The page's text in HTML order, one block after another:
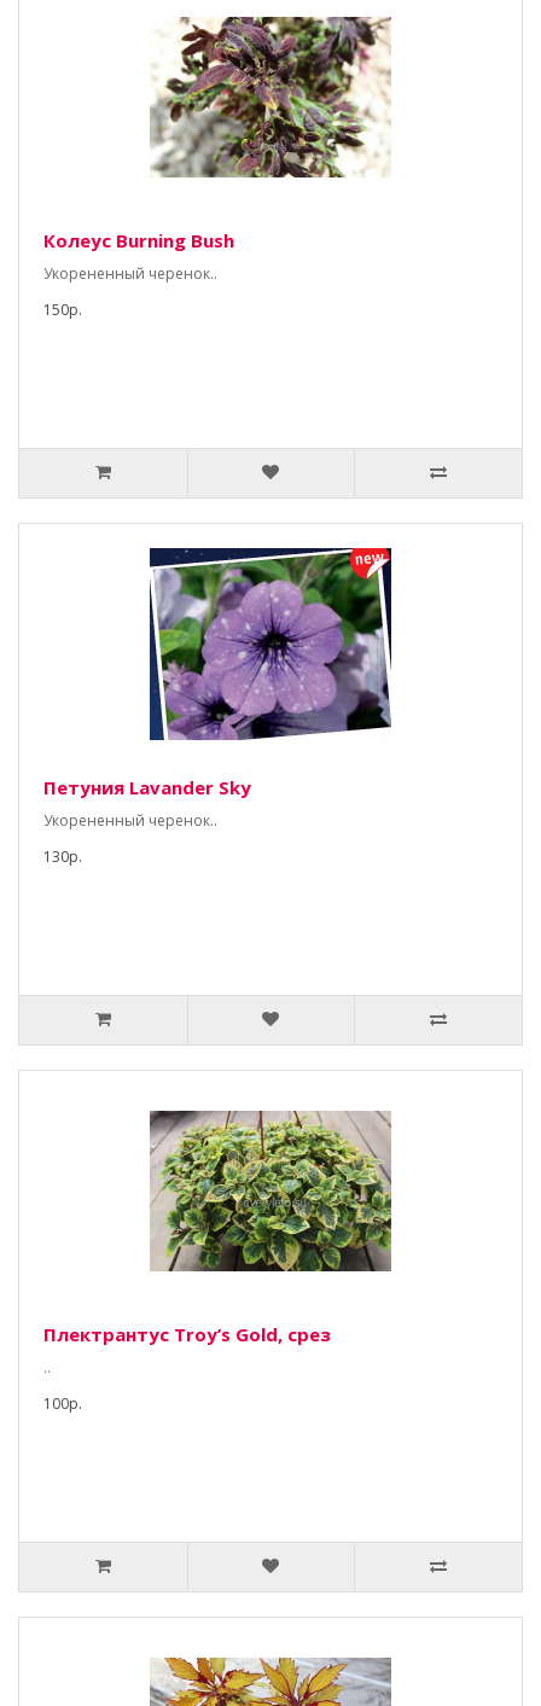
Колеус Burning Bush
Укорененный черенок..
150р.
Петуния Lavander Sky
Укорененный черенок..
130р.
Плектрантус Тroy’s Gold, срез
..
100р.